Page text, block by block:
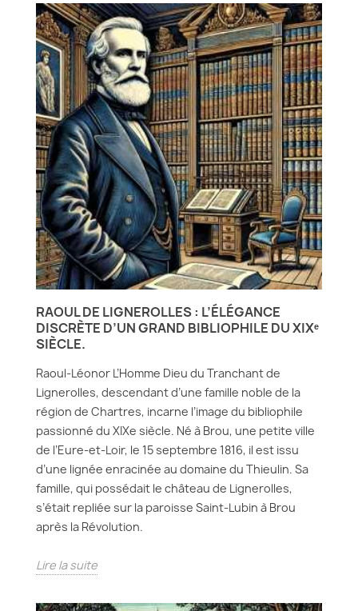
RAOUL DE LIGNEROLLES : L’ÉLÉGANCE
DISCRÈTE D’UN GRAND BIBLIOPHILE DU XIXᵉ
SIÈCLE.
Raoul-Léonor L’Homme Dieu du Tranchant de
Lignerolles, descendant d’une famille noble de la
région de Chartres, incarne l’image du bibliophile
passionné du XIXe siècle. Né à Brou, une petite ville
de l’Eure-et-Loir, le 15 septembre 1816, il est issu
d’une lignée enracinée au domaine du Thieulin. Sa
famille, qui possédait le château de Lignerolles,
s’était repliée sur la paroisse Saint-Lubin à Brou
après la Révolution.
Lire la suite